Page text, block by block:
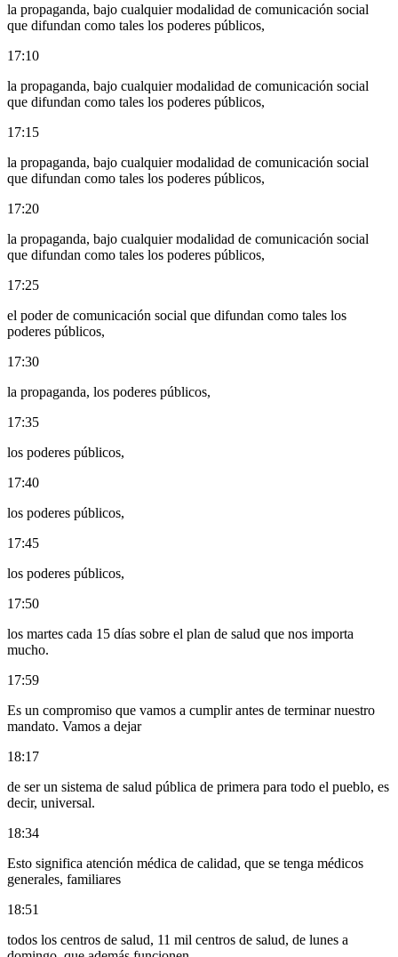
la propaganda, bajo cualquier modalidad de comunicación social
que difundan como tales los poderes públicos,
17:10
la propaganda, bajo cualquier modalidad de comunicación social
que difundan como tales los poderes públicos,
17:15
la propaganda, bajo cualquier modalidad de comunicación social
que difundan como tales los poderes públicos,
17:20
la propaganda, bajo cualquier modalidad de comunicación social
que difundan como tales los poderes públicos,
17:25
el poder de comunicación social que difundan como tales los
poderes públicos,
17:30
la propaganda, los poderes públicos,
17:35
los poderes públicos,
17:40
los poderes públicos,
17:45
los poderes públicos,
17:50
los martes cada 15 días sobre el plan de salud que nos importa
mucho.
17:59
Es un compromiso que vamos a cumplir antes de terminar nuestro
mandato. Vamos a dejar
18:17
de ser un sistema de salud pública de primera para todo el pueblo, es
decir, universal.
18:34
Esto significa atención médica de calidad, que se tenga médicos
generales, familiares
18:51
todos los centros de salud, 11 mil centros de salud, de lunes a